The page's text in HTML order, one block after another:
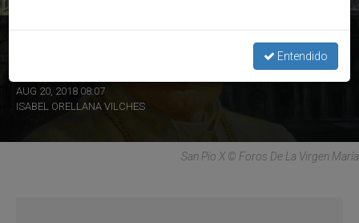
AUG 20, 2018 08:07
ISABEL ORELLANA VILCHES
San Pío X © Foros De La Virgen María
Entendido